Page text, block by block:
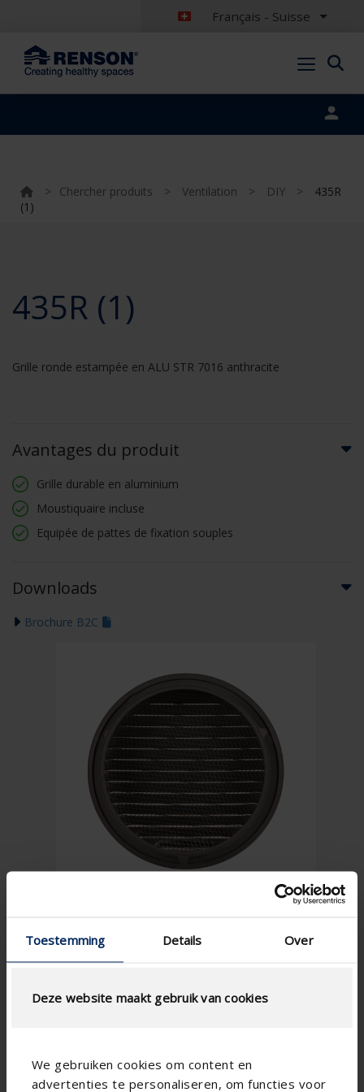
Toestemming Details Over
Deze website maakt gebruik van cookies
We gebruiken cookies om content en
advertenties te personaliseren, om functies voor
Français - Suisse
> Chercher produits > Ventilation > DIY >
435R
(1)
435R (1)
Grille ronde estampée en ALU STR 7016 anthracite
Avantages du produit
Grille durable en aluminium
Moustiquaire incluse
Equipée de pattes de fixation souples
Downloads
Brochure B2C